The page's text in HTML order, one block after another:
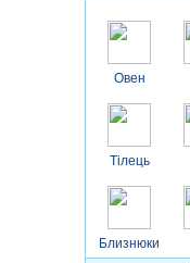
Овен
Тілець
Близнюки